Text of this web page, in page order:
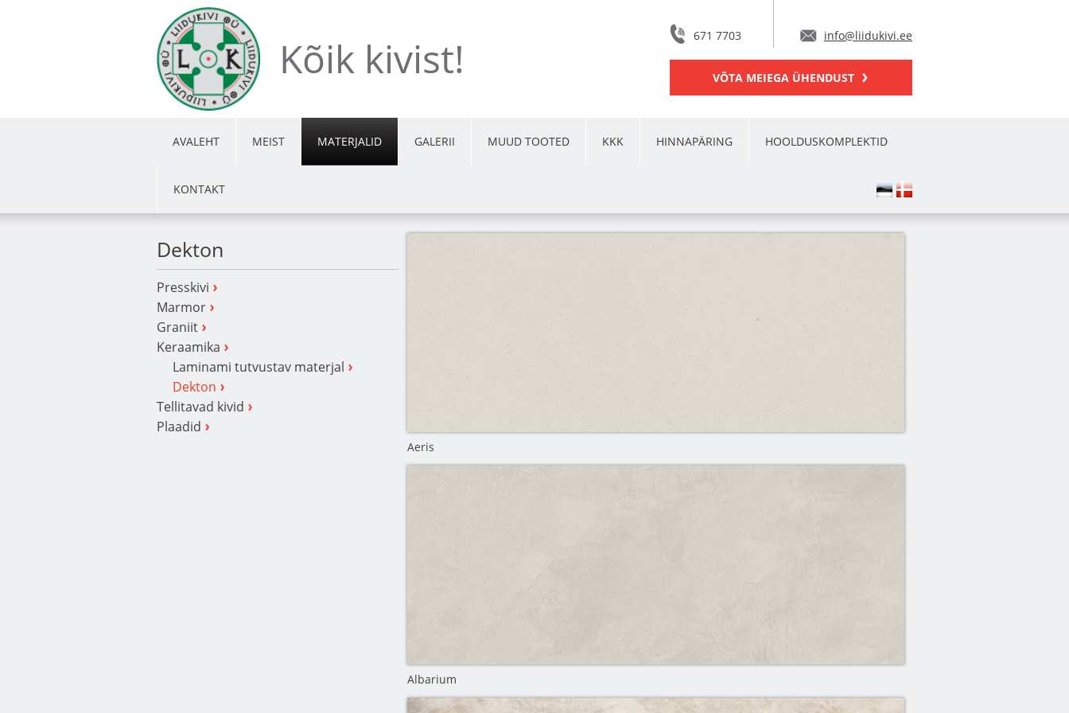
Kõik kivist! 671 7703 info@liidukivi.ee
VÕTA MEIEGA ÜHENDUST
AVALEHT MEIST MATERJALID GALERII MUUD TOOTED KKK HINNAPÄRING HOOLDUSKOMPLEKTID
KONTAKT
Dekton
Presskivi
Marmor
Graniit
Keraamika
Laminami tutvustav materjal
Dekton
Tellitavad kivid
Plaadid
Aeris
Albarium